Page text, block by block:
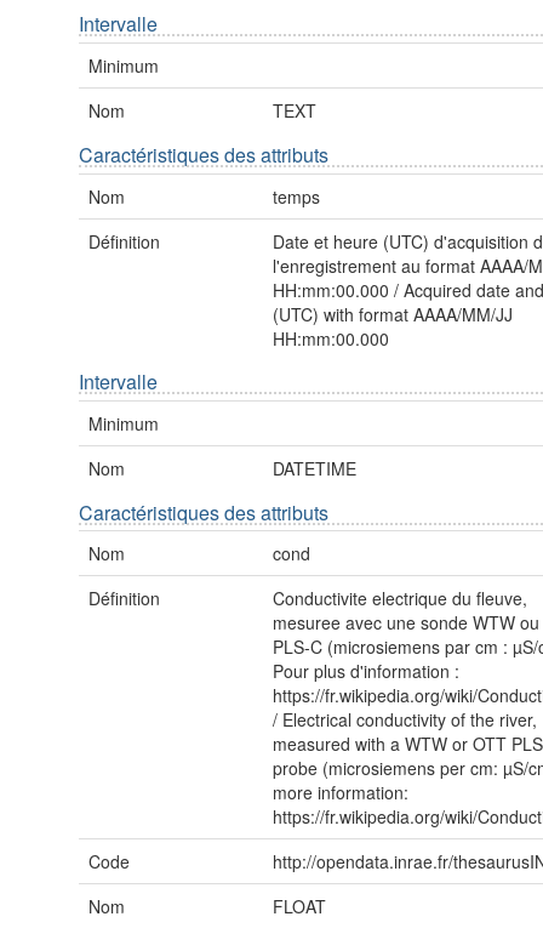
Intervalle
Minimum
Nom
TEXT
Caractéristiques des attributs
Nom
temps
Définition
Date et heure (UTC) d'acquisition
l'enregistrement au format AAAA/
HH:mm:00.000 / Acquired date
(UTC) with format AAAA/MM/JJ
HH:mm:00.000
Intervalle
Minimum
Nom
DATETIME
Caractéristiques des attributs
Nom
cond
Définition
Conductivite electrique du fleuve,
mesuree avec une sonde WTW
PLS-C (microsiemens par cm :
Pour plus d'information :
https://fr.wikipedia.org/wiki/
/ Electrical conductivity of the river,
measured with a WTW or OTT
probe (microsiemens per cm: µS/
more information:
https://fr.wikipedia.org/wiki/
Code
http://opendata.inrae.fr/
Nom
FLOAT